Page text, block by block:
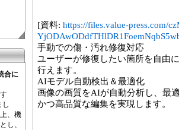
合に
し
、機
し、
[資料: https://files.value-press.com/
手動での傷・汚れ修復対応
ユーザーが修復したい箇所を自由
行えます。
AIモデル自動検出＆最適化
画像の画質をAIが自動分析し、最
かつ高品質な編集を実現します。